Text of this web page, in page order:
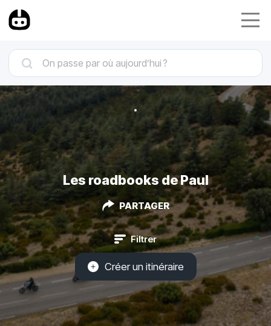
Les roadbooks de Paul
PARTAGER
Filtrer
Créer un itinéraire